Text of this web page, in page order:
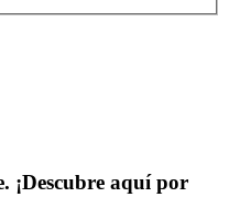
¡Descubre aquí por